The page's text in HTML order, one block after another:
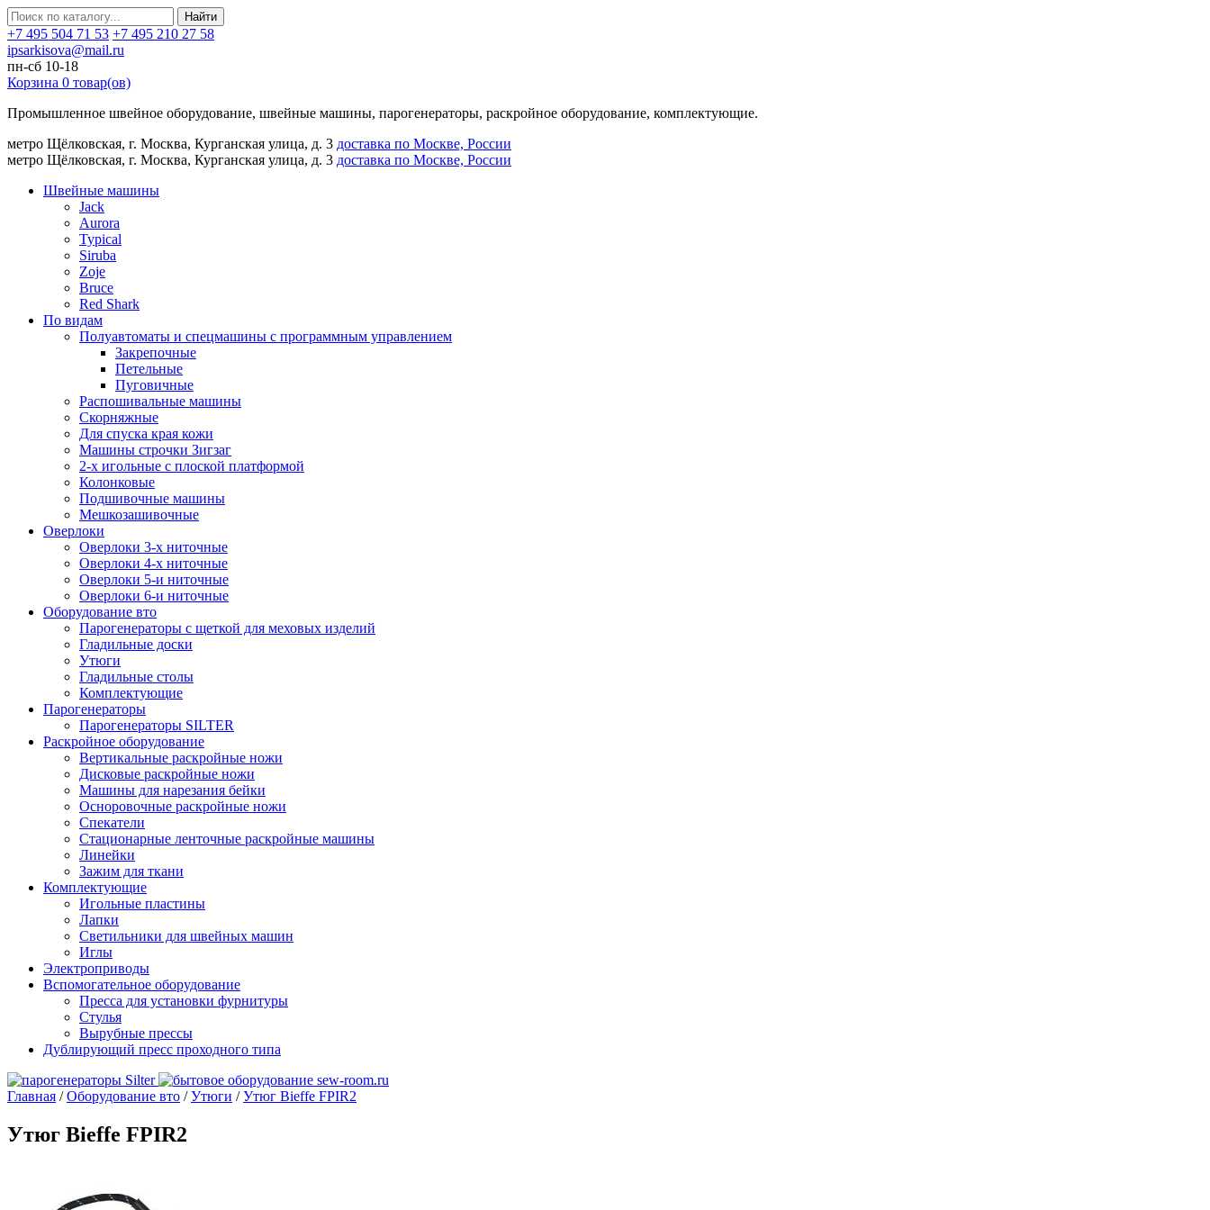
Найти
+7 495 504 71 53 +7 495 210 27 58
ipsarkisova@mail.ru
пн-сб 10-18
Корзина 0 товар(ов)
Промышленное швейное оборудование, швейные машины, парогенераторы, раскройное оборудование, комплектующие.
метро Щёлковская, г. Москва, Курганская улица, д. 3 доставка по Москве, России
метро Щёлковская, г. Москва, Курганская улица, д. 3 доставка по Москве, России
Швейные машины
Jack
Aurora
Typical
Siruba
Zoje
Bruce
Red Shark
По видам
Полуавтоматы и спецмашины с программным управлением
Закрепочные
Петельные
Пуговичные
Распошивальные машины
Скорняжные
Для спуска края кожи
Машины строчки Зигзаг
2-х игольные с плоской платформой
Колонковые
Подшивочные машины
Мешкозашивочные
Оверлоки
Оверлоки 3-х ниточные
Оверлоки 4-х ниточные
Оверлоки 5-и ниточные
Оверлоки 6-и ниточные
Оборудование вто
Парогенераторы с щеткой для меховых изделий
Гладильные доски
Утюги
Гладильные столы
Комплектующие
Парогенераторы
Парогенераторы SILTER
Раскройное оборудование
Вертикальные раскройные ножи
Дисковые раскройные ножи
Машины для нарезания бейки
Осноровочные раскройные ножи
Спекатели
Стационарные ленточные раскройные машины
Линейки
Зажим для ткани
Комплектующие
Игольные пластины
Лапки
Светильники для швейных машин
Иглы
Электроприводы
Вспомогательное оборудование
Пресса для установки фурнитуры
Стулья
Вырубные прессы
Дублирующий пресс проходного типа
Главная /Оборудование вто /Утюги /Утюг Bieffe FPIR2
Утюг Bieffe FPIR2